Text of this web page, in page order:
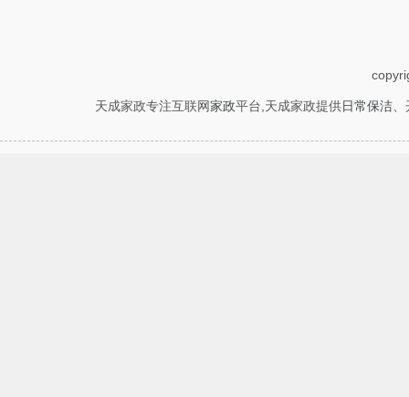
天成家政专注互联网家政平台,天成家政提供日常保洁、